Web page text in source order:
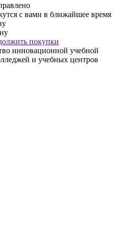
с вами в ближайшее время
покупки
инновационной учебной
и учебных центров